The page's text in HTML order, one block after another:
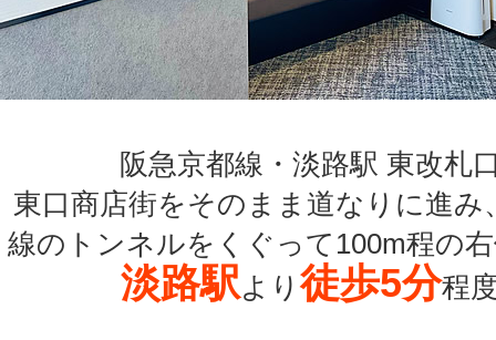
阪急京都線・淡路駅 東改札
東口商店街をそのまま道なりに進み
線のトンネルをくぐって100m程の
淡路駅より徒歩5分程